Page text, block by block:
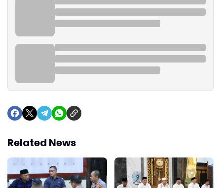
Related News